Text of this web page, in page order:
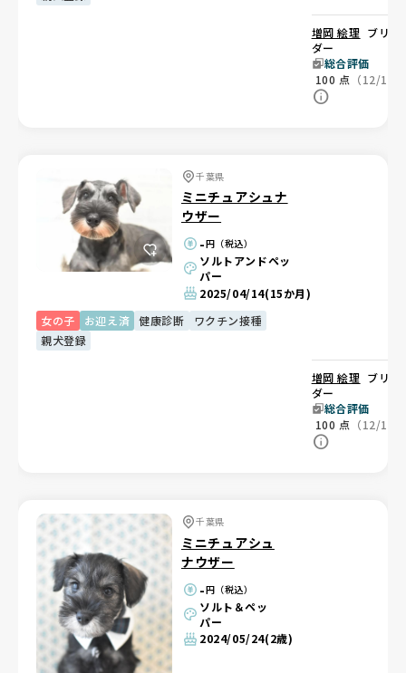
増岡 絵理 ブリー
ダー
総合評価
100 点 （12/12）
千葉県
ミニチュアシュナ
ウザー
-円（税込）
ソルトアンドペッ
パー
2025/04/14(15か月)
女の子
お迎え済 健康診断
ワクチン接種
親犬登録
増岡 絵理 ブリー
ダー
総合評価
100 点 （12/12）
千葉県
ミニチュアシュ
ナウザー
-円（税込）
ソルト＆ペッ
パー
2024/05/24(2歳)